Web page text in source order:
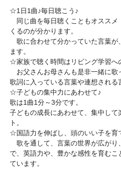
☆1日1曲♪毎日聴こう♪
同じ曲を毎日聴くこともオススメ
くるのが分かります。
歌に合わせて分かっていた言葉が
ます。
☆家族で聴く時間はリビング学習へ
お父さんお母さんも是非一緒に歌
歌詞に入っている言葉や連想される
☆子どもの集中力にあわせて♪
歌は1曲1分～3分です。
子どもの成長にあわせて、集中して
ト。
☆国語力を伸ばし、頭のいい子を育
歌を通して、言葉の世界が広がり
で、英語力や、豊かな感性を育む
ています。